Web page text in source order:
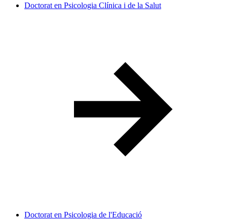
Doctorat en Psicologia Clínica i de la Salut
Doctorat en Psicologia de l'Educació